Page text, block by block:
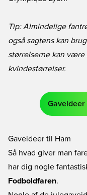
Tip: Almindelige
også sagtens kan
størrelserne kan være
kvindestørrelser.
Gaveideer til Ham
Så hvad giver man
har dig nogle
Fodboldfaren.